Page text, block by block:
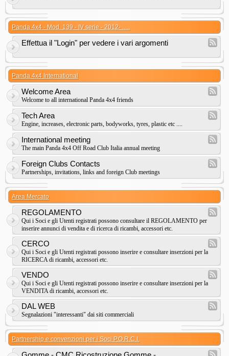
Panda 4x4 - Mod. 139 - IV serie - 2012- .....
Effettua il "Login" per vedere i vari argomenti
Panda 4x4 International
Welcome Area
Welcome to all international Panda 4x4 friends
Tech Area
Engine, increases, electronic parts, bodyworks, tyres, plastic etc ....
International meeting
The main Panda 4x4 Off Road Club Italia annual meeting
Foreign Clubs Contacts
Partnerships, invitations, links and foreign Club meetings
Area Mercato
REGOLAMENTO
Qui i Soci e gli Utenti registrati possono consultare il REGOLAMENTO per
inserire annunci di vendita e di ricerca di ricambi, accessori etc.
CERCO
Qui i Soci e gli Utenti registrati possono inserire e consultare inserzioni per la
RICERCA di ricambi, accessori etc.
VENDO
Qui i Soci e gli Utenti registrati possono inserire e consultare inserzioni per la
VENDITA di ricambi, accessori etc.
DAL WEB
Segnalazioni "interessanti" dai siti commerciali
Partnership e convenzioni per i Soci P.O.R.C.I.